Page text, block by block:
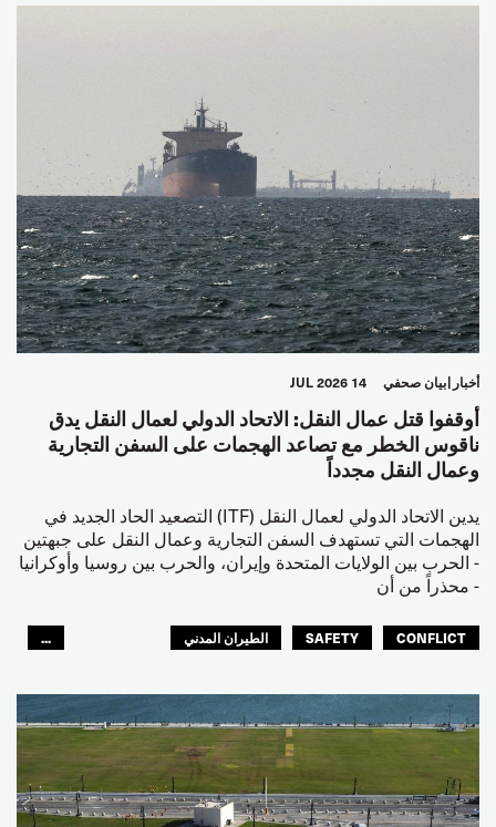
أخبار بيان صحفي 14 JUL 2026
أوقفوا قتل عمال النقل: الاتحاد الدولي لعمال النقل يدق
ناقوس الخطر مع تصاعد الهجمات على السفن التجارية
وعمال النقل مجدداً
يدين الاتحاد الدولي لعمال النقل (ITF) التصعيد الحاد الجديد في
الهجمات التي تستهدف السفن التجارية وعمال النقل على جبهتين
- الحرب بين الولايات المتحدة وإيران، والحرب بين روسيا وأوكرانيا
- محذراً من أن
CONFLICT
SAFETY
الطيران المدني
...